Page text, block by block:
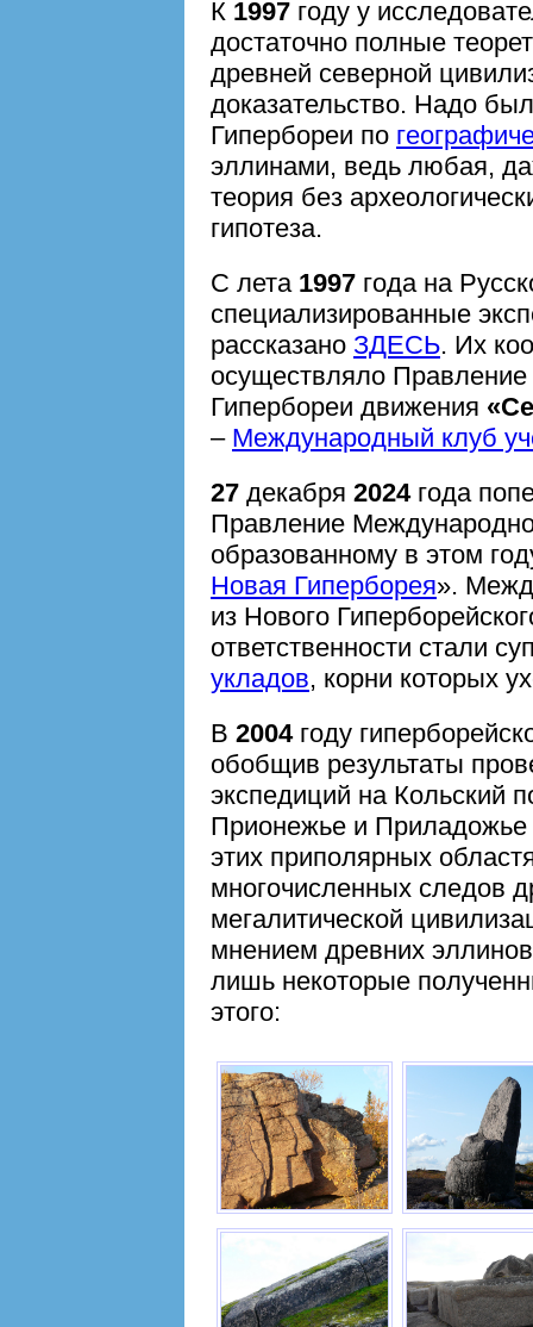
К 1997 году у
достаточно полные
древней северной
доказательство. Надо
Гипербореи по
эллинами, ведь любая,
теория без
гипотеза.
С лета 1997 года на
специализированные
рассказано ЗДЕСЬ. Их
осуществляло Правление
Гипербореи движения
– Международный клуб
27 декабря 2024года
Правление
образованному в этом
Новая Гиперборея».
из Нового
ответственности стали
укладов, корни которых
В 2004году
обобщив результаты
экспедиций на Кольский
Прионежье и Приладожье
этих приполярных
многочисленных следов
мегалитической
мнением древних
лишь некоторые
этого: